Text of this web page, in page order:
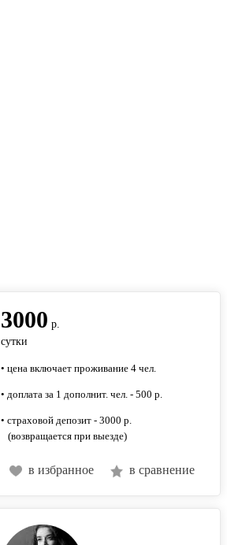
3000 р.
сутки
• цена включает проживание 4 чел.
• доплата за 1 дополнит. чел. - 500 р.
• страховой депозит - 3000 р.
(возвращается при выезде)
в избранное в сравнение